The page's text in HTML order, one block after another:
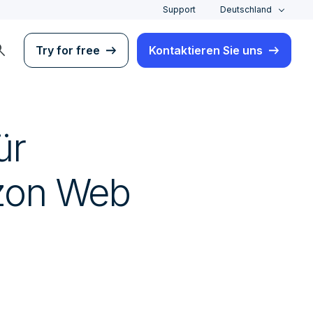
Support Deutschland
Try for free Kontaktieren Sie uns
Web